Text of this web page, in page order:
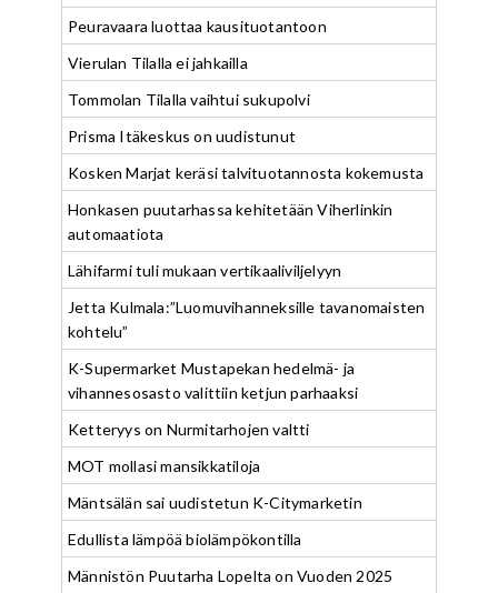
Peuravaara luottaa kausituotantoon
Vierulan Tilalla ei jahkailla
Tommolan Tilalla vaihtui sukupolvi
Prisma Itäkeskus on uudistunut
Kosken Marjat keräsi talvituotannosta kokemusta
Honkasen puutarhassa kehitetään Viherlinkin
automaatiota
Lähifarmi tuli mukaan vertikaaliviljelyyn
Jetta Kulmala:”Luomuvihanneksille tavanomaisten
kohtelu”
K-Supermarket Mustapekan hedelmä- ja
vihannesosasto valittiin ketjun parhaaksi
Ketteryys on Nurmitarhojen valtti
MOT mollasi mansikkatiloja
Mäntsälän sai uudistetun K-Citymarketin
Edullista lämpöä biolämpökontilla
Männistön Puutarha Lopelta on Vuoden 2025